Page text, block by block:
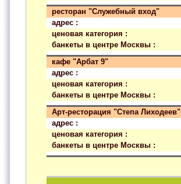
ресторан "Служебный вход"
адрес :
ценовая категория :
банкеты в центре Москвы :
кафе "Арбат 9"
адрес :
ценовая категория :
банкеты в центре Москвы :
Арт-ресторация "Степа Лиходеев"
адрес :
ценовая категория :
банкеты в центре Москвы :